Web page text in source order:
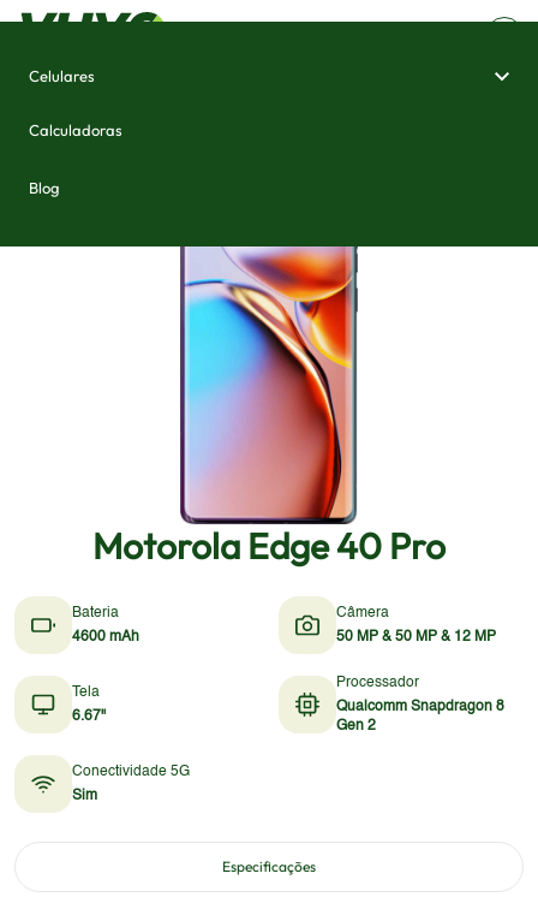
Celulares
Calculadoras
Blog
Motorola Edge 40 Pro
Bateria
4600 mAh
Câmera
50 MP & 50 MP & 12 MP
Tela
6.67"
Processador
Qualcomm Snapdragon 8
Gen 2
Conectividade 5G
Sim
Especificações